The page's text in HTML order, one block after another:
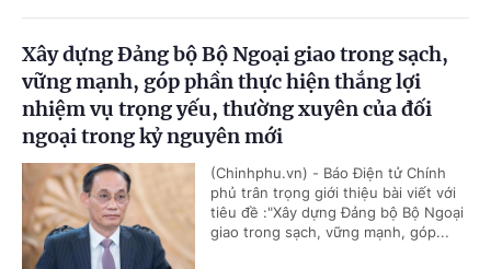
Xây dựng Đảng bộ Bộ Ngoại giao trong sạch,
vững mạnh, góp phần thực hiện thắng lợi
nhiệm vụ trọng yếu, thường xuyên của đối
ngoại trong kỷ nguyên mới
(Chinhphu.vn) - Báo Điện tử Chính
phủ trân trọng giới thiệu bài viết với
tiêu đề :"Xây dựng Đảng bộ Bộ Ngoại
giao trong sạch, vững mạnh, góp...